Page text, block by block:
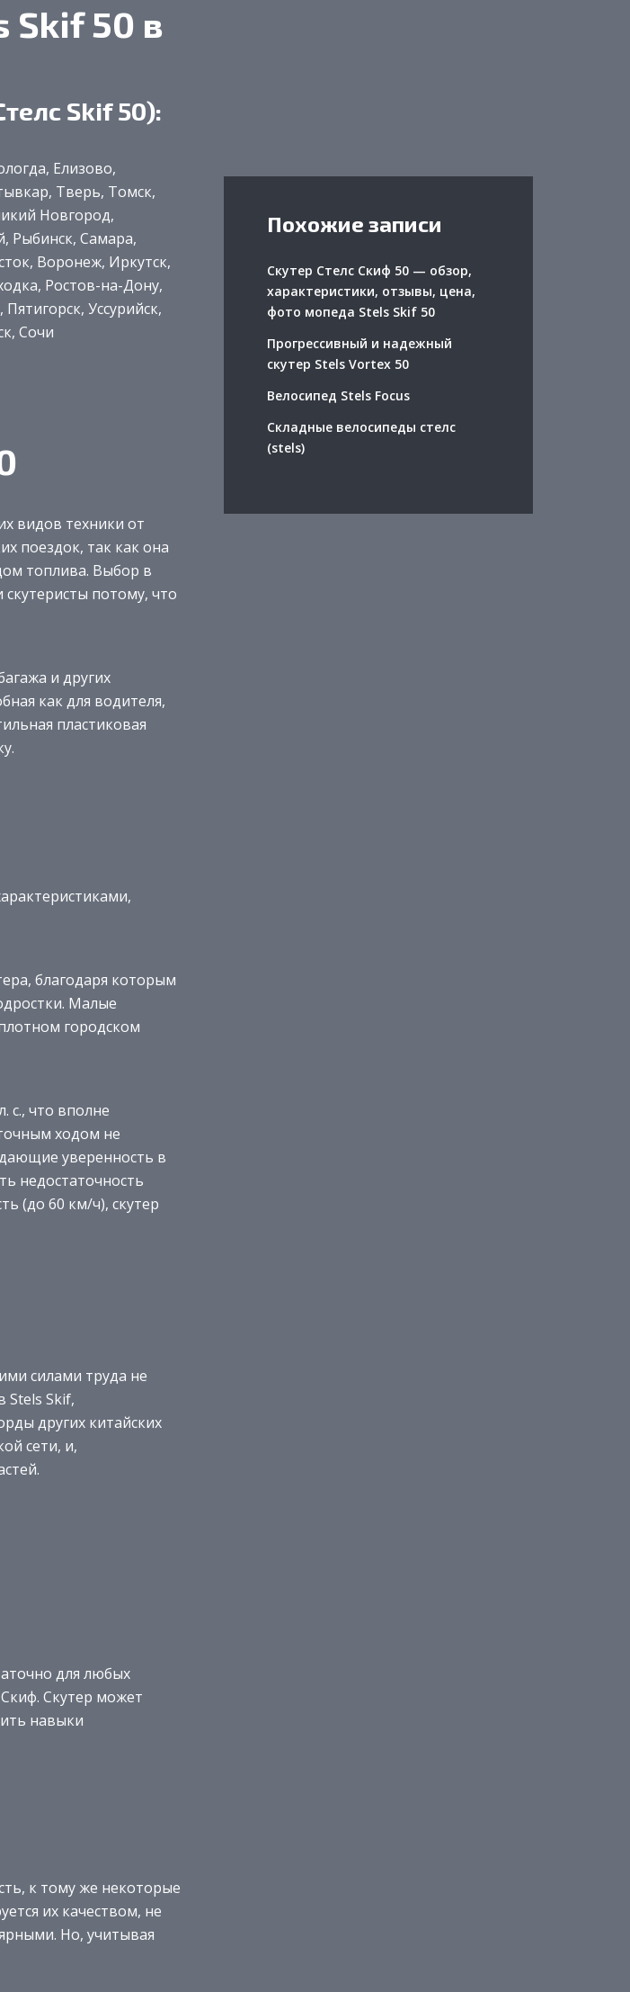
50 в
Skif 50):
Елизово,
Тверь, Томск,
Новгород,
Рыбинск, Самара,
Воронеж, Иркутск,
Ростов-на-Дону,
Уссурийск,
Сочи
видов техники от
поездок, так как она
топлива. Выбор в
потому, что
и других
как для водителя,
пластиковая
благодаря которым
Малые
городском
с., что вполне
ходом не
уверенность в
недостаточность
(до 60 км/ч), скутер
силами труда не
Stels Skif,
других китайских
сети, и,
для любых
Скутер может
навыки
к тому же некоторые
их качеством, не
Но, учитывая
Похожие записи
Скутер Стелс Скиф 50 — обзор,
характеристики, отзывы, цена,
фото мопеда Stels Skif 50
Прогрессивный и надежный
скутер Stels Vortex 50
Велосипед Stels Focus
Складные велосипеды стелс
(stels)